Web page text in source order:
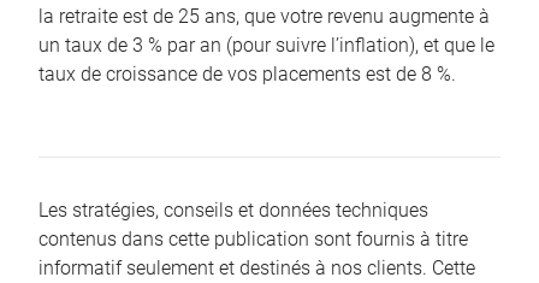
la retraite est de 25 ans, que votre revenu augmente à
un taux de 3 % par an (pour suivre l’inflation), et que le
taux de croissance de vos placements est de 8 %.
Les stratégies, conseils et données techniques
contenus dans cette publication sont fournis à titre
informatif seulement et destinés à nos clients. Cette